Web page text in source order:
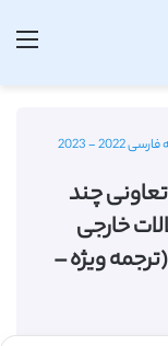
- 2023
چند
خارجی
دایرکت – الزویر 2022) (ترجمه ویژه –